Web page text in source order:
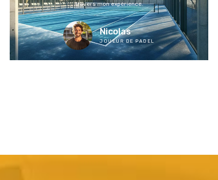
travers mon expérience.
Nicolas
JOUEUR DE PADEL